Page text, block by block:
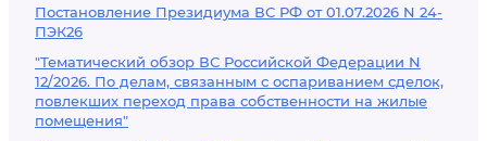
Постановление Президиума ВС РФ от 01.07.2026 N 24-
ПЭК26
"Тематический обзор ВС Российской Федерации N
12/2026. По делам, связанным с оспариванием сделок,
повлекших переход права собственности на жилые
помещения"